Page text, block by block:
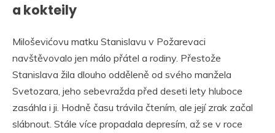
a kokteily
Miloševićovu matku Stanislavu v Požarevaci
navštěvovalo jen málo přátel a rodiny. Přestože
Stanislava žila dlouho odděleně od svého manžela
Svetozara, jeho sebevražda před deseti lety hluboce
zasáhla i ji. Hodně času trávila čtením, ale její zrak začal
slábnout. Stále více propadala depresím, až se v roce